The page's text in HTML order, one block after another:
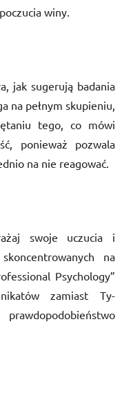
winy.
jak sugerują badania
na pełnym skupieniu,
tego, co mówi
ponieważ pozwala
na nie reagować.
swoje uczucia i
na
Psychology”
zamiast Ty-